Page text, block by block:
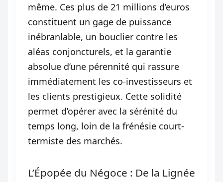
même. Ces plus de 21 millions d’euros
constituent un gage de puissance
inébranlable, un bouclier contre les
aléas conjoncturels, et la garantie
absolue d’une pérennité qui rassure
immédiatement les co-investisseurs et
les clients prestigieux. Cette solidité
permet d’opérer avec la sérénité du
temps long, loin de la frénésie court-
termiste des marchés.
L’Épopée du Négoce : De la Lignée